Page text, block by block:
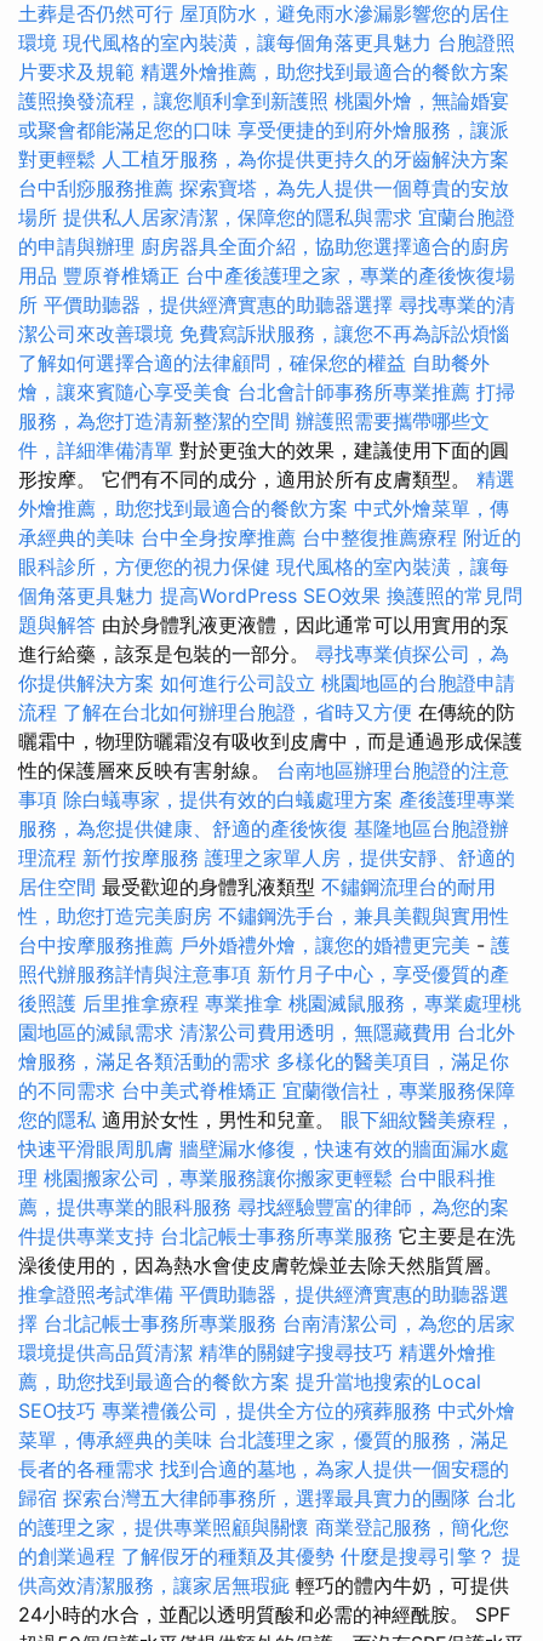
土葬是否仍然可行 屋頂防水，避免雨水滲漏影響您的居住
環境 現代風格的室內裝潢，讓每個角落更具魅力 台胞證照
片要求及規範 精選外燴推薦，助您找到最適合的餐飲方案
護照換發流程，讓您順利拿到新護照 桃園外燴，無論婚宴
或聚會都能滿足您的口味 享受便捷的到府外燴服務，讓派
對更輕鬆 人工植牙服務，為你提供更持久的牙齒解決方案
台中刮痧服務推薦 探索寶塔，為先人提供一個尊貴的安放
場所 提供私人居家清潔，保障您的隱私與需求 宜蘭台胞證
的申請與辦理 廚房器具全面介紹，協助您選擇適合的廚房
用品 豐原脊椎矯正 台中產後護理之家，專業的產後恢復場
所 平價助聽器，提供經濟實惠的助聽器選擇 尋找專業的清
潔公司來改善環境 免費寫訴狀服務，讓您不再為訴訟煩惱
了解如何選擇合適的法律顧問，確保您的權益 自助餐外
燴，讓來賓隨心享受美食 台北會計師事務所專業推薦 打掃
服務，為您打造清新整潔的空間 辦護照需要攜帶哪些文
件，詳細準備清單 對於更強大的效果，建議使用下面的圓
形按摩。 它們有不同的成分，適用於所有皮膚類型。 精選
外燴推薦，助您找到最適合的餐飲方案 中式外燴菜單，傳
承經典的美味 台中全身按摩推薦 台中整復推薦療程 附近的
眼科診所，方便您的視力保健 現代風格的室內裝潢，讓每
個角落更具魅力 提高WordPress SEO效果 換護照的常見問
題與解答 由於身體乳液更液體，因此通常可以用實用的泵
進行給藥，該泵是包裝的一部分。 尋找專業偵探公司，為
你提供解決方案 如何進行公司設立 桃園地區的台胞證申請
流程 了解在台北如何辦理台胞證，省時又方便 在傳統的防
曬霜中，物理防曬霜沒有吸收到皮膚中，而是通過形成保護
性的保護層來反映有害射線。 台南地區辦理台胞證的注意
事項 除白蟻專家，提供有效的白蟻處理方案 產後護理專業
服務，為您提供健康、舒適的產後恢復 基隆地區台胞證辦
理流程 新竹按摩服務 護理之家單人房，提供安靜、舒適的
居住空間 最受歡迎的身體乳液類型 不鏽鋼流理台的耐用
性，助您打造完美廚房 不鏽鋼洗手台，兼具美觀與實用性
台中按摩服務推薦 戶外婚禮外燴，讓您的婚禮更完美 - 護
照代辦服務詳情與注意事項 新竹月子中心，享受優質的產
後照護 后里推拿療程 專業推拿 桃園滅鼠服務，專業處理桃
園地區的滅鼠需求 清潔公司費用透明，無隱藏費用 台北外
燴服務，滿足各類活動的需求 多樣化的醫美項目，滿足你
的不同需求 台中美式脊椎矯正 宜蘭徵信社，專業服務保障
您的隱私 適用於女性，男性和兒童。 眼下細紋醫美療程，
快速平滑眼周肌膚 牆壁漏水修復，快速有效的牆面漏水處
理 桃園搬家公司，專業服務讓你搬家更輕鬆 台中眼科推
薦，提供專業的眼科服務 尋找經驗豐富的律師，為您的案
件提供專業支持 台北記帳士事務所專業服務 它主要是在洗
澡後使用的，因為熱水會使皮膚乾燥並去除天然脂質層。
推拿證照考試準備 平價助聽器，提供經濟實惠的助聽器選
擇 台北記帳士事務所專業服務 台南清潔公司，為您的居家
環境提供高品質清潔 精準的關鍵字搜尋技巧 精選外燴推
薦，助您找到最適合的餐飲方案 提升當地搜索的Local
SEO技巧 專業禮儀公司，提供全方位的殯葬服務 中式外燴
菜單，傳承經典的美味 台北護理之家，優質的服務，滿足
長者的各種需求 找到合適的墓地，為家人提供一個安穩的
歸宿 探索台灣五大律師事務所，選擇最具實力的團隊 台北
的護理之家，提供專業照顧與關懷 商業登記服務，簡化您
的創業過程 了解假牙的種類及其優勢 什麼是搜尋引擎？ 提
供高效清潔服務，讓家居無瑕疵 輕巧的體內牛奶，可提供
24小時的水合，並配以透明質酸和必需的神經酰胺。 SPF